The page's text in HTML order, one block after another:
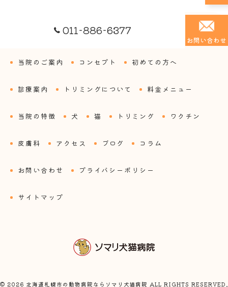
011-886-6377
お問い合わせ
当院のご案内 コンセプト 初めての方へ
診療案内 トリミングについて 料金メニュー
当院の特徴 犬 猫 トリミング ワクチン
皮膚科 アクセス ブログ コラム
お問い合わせ プライバシーポリシー
サイトマップ
© 2026 北海道札幌市の動物病院ならソマリ犬猫病院 ALL RIGHTS RESERVED.